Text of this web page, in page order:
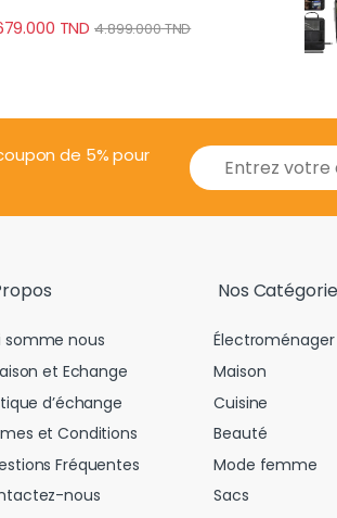
TND 4.899.000TND
de 5% pour
E
m
i
somme nous
et Echange
d’échange
et Conditions
Fréquentes
nous
Nos
Électroménager
Maison
Cuisine
Beauté
Mode femme
Sacs